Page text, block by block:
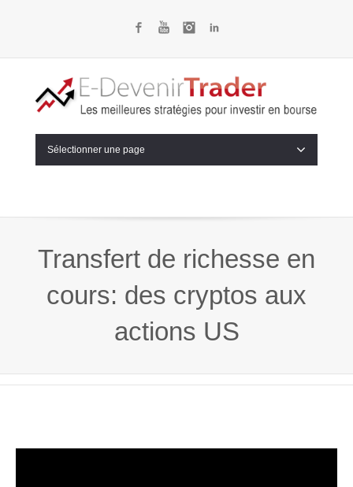
FacebookYouTubeInstagram
Sélectionner une page
Transfert de richesse en
cours: des cryptos aux
actions US